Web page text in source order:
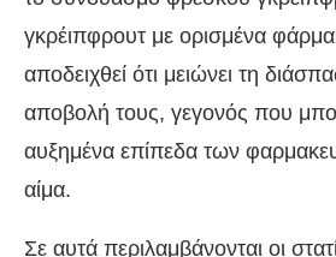
γκρέιπφρουτ με ορισμένα
αποδειχθεί ότι μειώνει τη
αποβολή τους, γεγονός που
αυξημένα επίπεδα των
αίμα.
Σε αυτά περιλαμβάνονται οι